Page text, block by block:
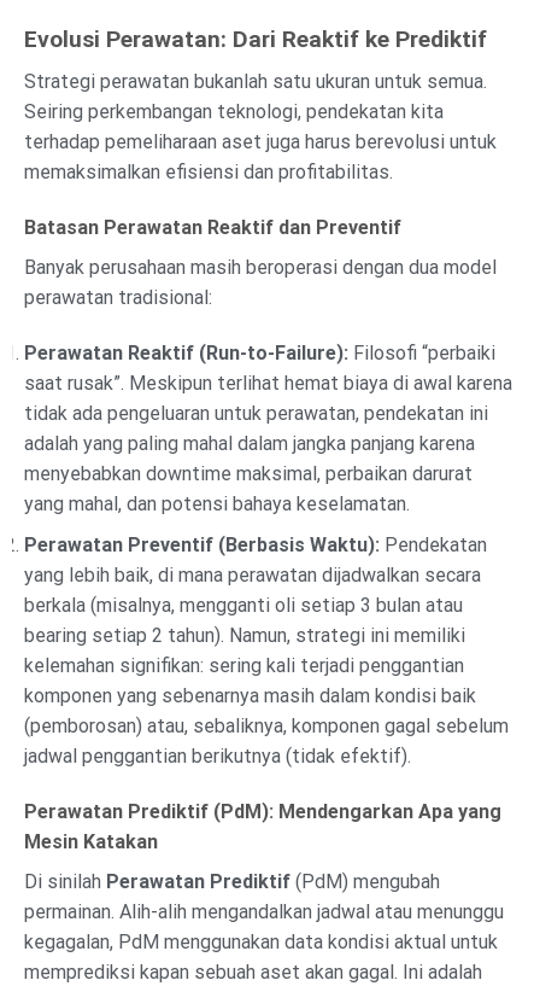
Evolusi Perawatan: Dari Reaktif ke Prediktif
Strategi perawatan bukanlah satu ukuran untuk semua.
Seiring perkembangan teknologi, pendekatan kita
terhadap pemeliharaan aset juga harus berevolusi untuk
memaksimalkan efisiensi dan profitabilitas.
Batasan Perawatan Reaktif dan Preventif
Banyak perusahaan masih beroperasi dengan dua model
perawatan tradisional:
Perawatan Reaktif (Run-to-Failure): Filosofi “perbaiki
saat rusak”. Meskipun terlihat hemat biaya di awal karena
tidak ada pengeluaran untuk perawatan, pendekatan ini
adalah yang paling mahal dalam jangka panjang karena
menyebabkan downtime maksimal, perbaikan darurat
yang mahal, dan potensi bahaya keselamatan.
Perawatan Preventif (Berbasis Waktu): Pendekatan
yang lebih baik, di mana perawatan dijadwalkan secara
berkala (misalnya, mengganti oli setiap 3 bulan atau
bearing setiap 2 tahun). Namun, strategi ini memiliki
kelemahan signifikan: sering kali terjadi penggantian
komponen yang sebenarnya masih dalam kondisi baik
(pemborosan) atau, sebaliknya, komponen gagal sebelum
jadwal penggantian berikutnya (tidak efektif).
Perawatan Prediktif (PdM): Mendengarkan Apa yang
Mesin Katakan
Di sinilah Perawatan Prediktif (PdM) mengubah
permainan. Alih-alih mengandalkan jadwal atau menunggu
kegagalan, PdM menggunakan data kondisi aktual untuk
memprediksi kapan sebuah aset akan gagal. Ini adalah